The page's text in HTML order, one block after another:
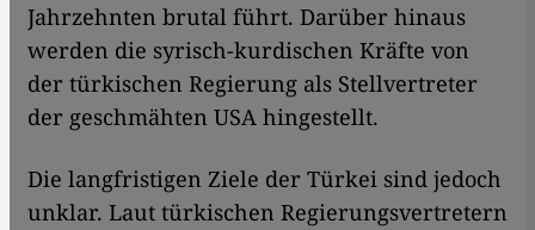
Jahrzehnten brutal führt. Darüber hinaus
werden die syrisch-kurdischen Kräfte von
der türkischen Regierung als Stellvertreter
der geschmähten USA hingestellt.
Die langfristigen Ziele der Türkei sind jedoch
unklar. Laut türkischen Regierungsvertretern